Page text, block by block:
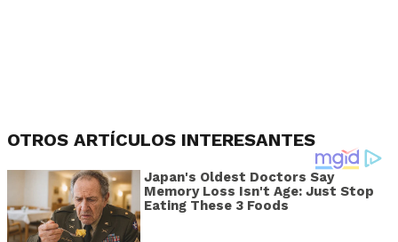
OTROS ARTÍCULOS INTERESANTES
Japan's Oldest Doctors Say
Memory Loss Isn't Age: Just Stop
Eating These 3 Foods